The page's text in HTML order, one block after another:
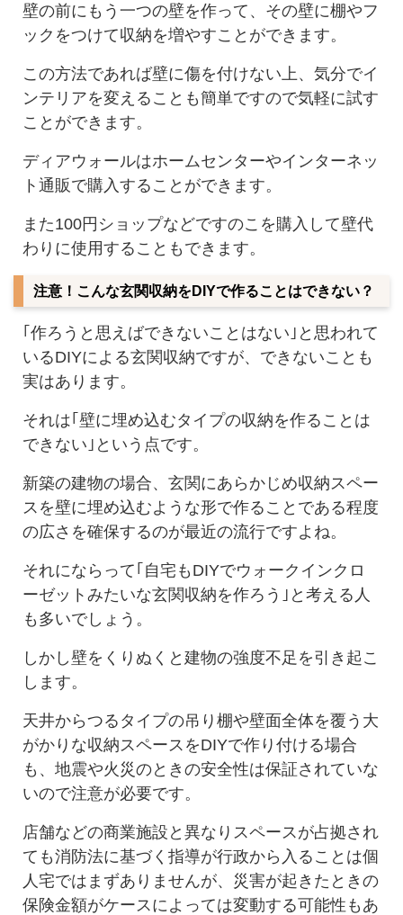
壁の前にもう一つの壁を作って、その壁に棚やフ
ックをつけて収納を増やすことができます。
この方法であれば壁に傷を付けない上、気分でイ
ンテリアを変えることも簡単ですので気軽に試す
ことができます。
ディアウォールはホームセンターやインターネッ
ト通販で購入することができます。
また100円ショップなどですのこを購入して壁代
わりに使用することもできます。
注意！こんな玄関収納をDIYで作ることはできない？
｢作ろうと思えばできないことはない｣と思われて
いるDIYによる玄関収納ですが、できないことも
実はあります。
それは｢壁に埋め込むタイプの収納を作ることは
できない｣という点です。
新築の建物の場合、玄関にあらかじめ収納スペー
スを壁に埋め込むような形で作ることである程度
の広さを確保するのが最近の流行ですよね。
それにならって｢自宅もDIYでウォークインクロ
ーゼットみたいな玄関収納を作ろう｣と考える人
も多いでしょう。
しかし壁をくりぬくと建物の強度不足を引き起こ
します。
天井からつるタイプの吊り棚や壁面全体を覆う大
がかりな収納スペースをDIYで作り付ける場合
も、地震や火災のときの安全性は保証されていな
いので注意が必要です。
店舗などの商業施設と異なりスペースが占拠され
ても消防法に基づく指導が行政から入ることは個
人宅ではまずありませんが、災害が起きたときの
保険金額がケースによっては変動する可能性もあ